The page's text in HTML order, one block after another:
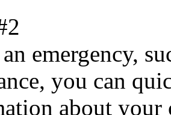
emergency,
you can
about your